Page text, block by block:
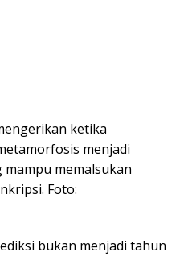
ketika
menjadi
memalsukan
Foto:
bukan menjadi tahun